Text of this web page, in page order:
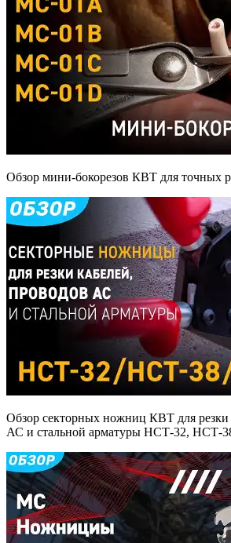
Обзор мини-бокорезов КВТ для точных
Обзор секторных ножниц КВТ для резки
АС и стальной арматуры НСТ-32, НСТ-